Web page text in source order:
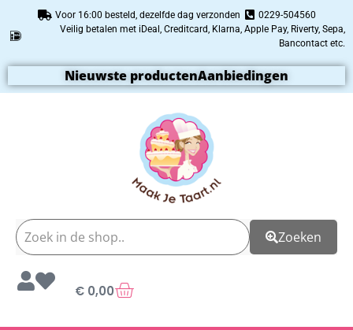
Voor 16:00 besteld, dezelfde dag verzonden
0229-504560
Veilig betalen met iDeal, Creditcard, Klarna, Apple Pay, Riverty, Sepa,
Bancontact etc.
Nieuwste productenAanbiedingen
Zoeken
€ 0,00